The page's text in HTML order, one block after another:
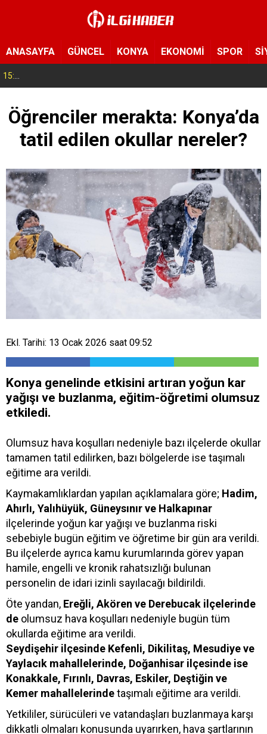
ANASAYFA GÜNCEL KONYA EKONOMİ SPOR
15:54
Öğrenciler merakta: Konya’da
tatil edilen okullar nereler?
Ekl. Tarihi: 13 Ocak 2026 saat 09:52
Konya genelinde etkisini artıran yoğun kar
yağışı ve buzlanma, eğitim-öğretimi olumsuz
etkiledi.
Olumsuz hava koşulları nedeniyle bazı ilçelerde okullar
tamamen tatil edilirken, bazı bölgelerde ise taşımalı
eğitime ara verildi.
Kaymakamlıklardan yapılan açıklamalara göre; Hadim,
Ahırlı, Yalıhüyük, Güneysınır ve Halkapınar
ilçelerinde yoğun kar yağışı ve buzlanma riski
sebebiyle bugün eğitim ve öğretime bir gün ara verildi.
Bu ilçelerde ayrıca kamu kurumlarında görev yapan
hamile, engelli ve kronik rahatsızlığı bulunan
personelin de idari izinli sayılacağı bildirildi.
Öte yandan, Ereğli, Akören ve Derebucak ilçelerinde
de olumsuz hava koşulları nedeniyle bugün tüm
okullarda eğitime ara verildi.
Seydişehir ilçesinde Kefenli, Dikilitaş, Mesudiye ve
Yaylacık mahallelerinde, Doğanhisar ilçesinde ise
Konakkale, Fırınlı, Davras, Eskiler, Deştiğin ve
Kemer mahallelerindetaşımalı eğitime ara verildi.
Yetkililer, sürücüleri ve vatandaşları buzlanmaya karşı
dikkatli olmaları konusunda uyarırken, hava şartlarının